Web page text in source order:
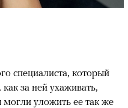
специалиста, который
за ней ухаживать,
уложить ее так же